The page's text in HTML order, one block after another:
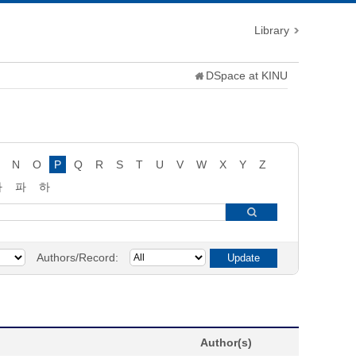
Library
DSpace at KINU
N O P Q R S T U V W X Y
Z
파
하
Authors/Record:
Author(s)